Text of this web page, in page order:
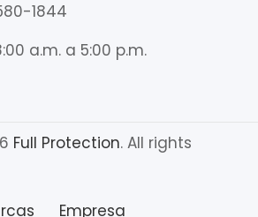
1844
a.m. a 5:00 p.m.
Full Protection. All rights
Empresa